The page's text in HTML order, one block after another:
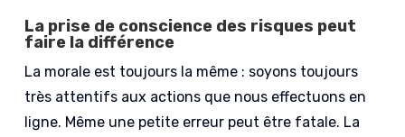
La prise de conscience des risques peut
faire la différence
La morale est toujours la même : soyons toujours
très attentifs aux actions que nous effectuons en
ligne. Même une petite erreur peut être fatale. La